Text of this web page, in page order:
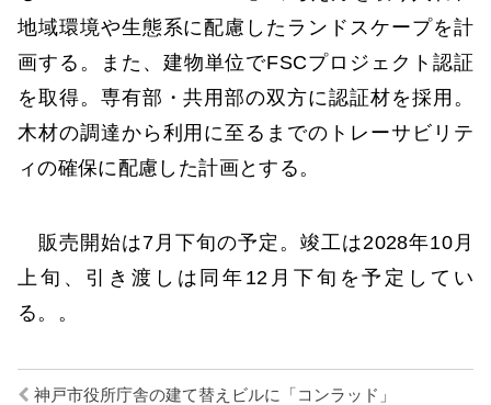
地域環境や生態系に配慮したランドスケープを計
画する。また、建物単位でFSCプロジェクト認証
を取得。専有部・共用部の双方に認証材を採用。
木材の調達から利用に至るまでのトレーサビリテ
ィの確保に配慮した計画とする。
販売開始は7月下旬の予定。竣工は2028年10月
上旬、引き渡しは同年12月下旬を予定してい
る。。
神戸市役所庁舎の建て替えビルに「コンラッド」